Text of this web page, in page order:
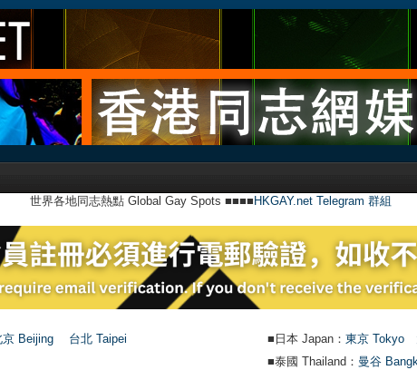
世界各地同志熱點 Global Gay Spots ■■■■ HKGAY.net Telegram 群組
京 Beijing 台北 Taipei ■日本 Japan： 東京 Tokyo
■泰國 Thailand： 曼谷